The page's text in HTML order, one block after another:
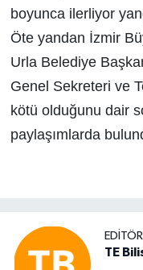
boyunca ilerliyor
Öte yandan İzmir
Urla Belediye
Genel Sekreteri ve
kötü olduğunu dair
paylaşımlarda
TE